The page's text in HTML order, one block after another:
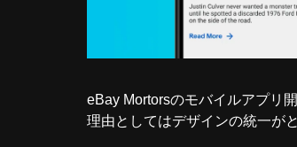
eBay Mortorsのモバイルアプリ
理由としてはデザインの統一が